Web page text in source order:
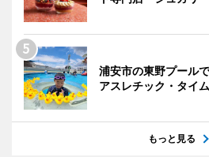
浦安市の東野プール
アスレチック・タイ
もっと見る